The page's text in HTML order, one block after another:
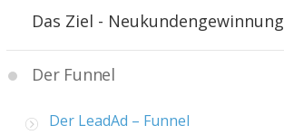
Das Ziel - Neukundengewinnung
Der Funnel
Der LeadAd – Funnel